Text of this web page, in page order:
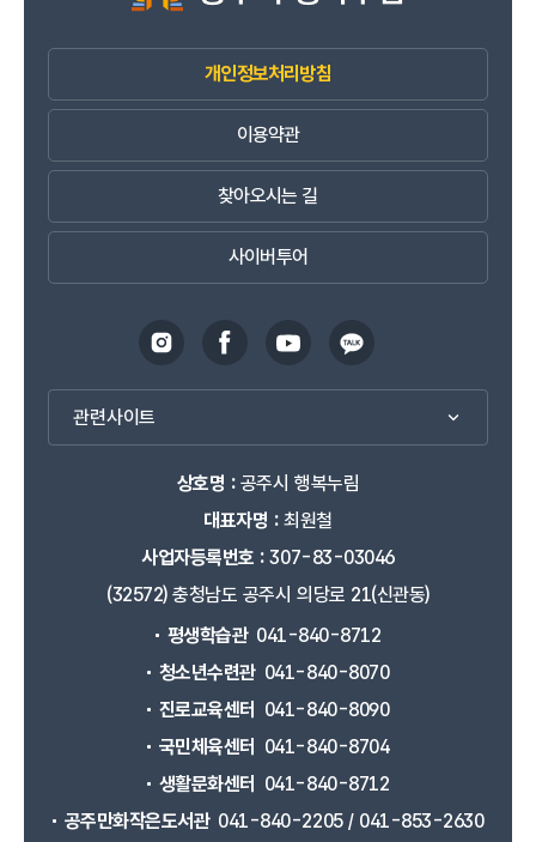
개인정보처리방침
이용약관
찾아오시는 길
사이버투어
관련사이트
상호명 :공주시 행복누림
대표자명 :최원철
사업자등록번호 :307-83-03046
(32572) 충청남도 공주시 의당로 21(신관동)
평생학습관 041-840-8712
청소년수련관 041-840-8070
진로교육센터
041-840-8090
국민체육센터
041-840-8704
생활문화센터
041-840-8712
공주만화작은도서관 041-840-2205 / 041-853-2630